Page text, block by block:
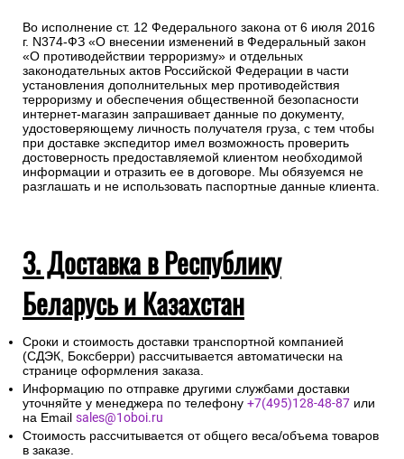
Во исполнение ст. 12 Федерального закона от 6 июля 2016
г. N374-ФЗ «О внесении изменений в Федеральный закон
«О противодействии терроризму» и отдельных
законодательных актов Российской Федерации в части
установления дополнительных мер противодействия
терроризму и обеспечения общественной безопасности
интернет-магазин запрашивает данные по документу,
удостоверяющему личность получателя груза, с тем чтобы
при доставке экспедитор имел возможность проверить
достоверность предоставляемой клиентом необходимой
информации и отразить ее в договоре. Мы обязуемся не
разглашать и не использовать паспортные данные клиента.
3. Доставка в Республику
Беларусь и Казахстан
Сроки и стоимость доставки транспортной компанией
(СДЭК, Боксберри) рассчитывается автоматически на
странице оформления заказа.
Информацию по отправке другими службами доставки
уточняйте у менеджера по телефону +7(495)128-48-87 или
на Email sales@1oboi.ru
Стоимость рассчитывается от общего веса/объема товаров
в заказе.